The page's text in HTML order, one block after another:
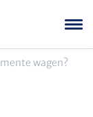
wagen?